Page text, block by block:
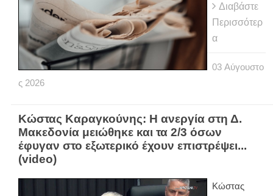
Διαβάστε
Περισσότερ
α
03 Αύγουστο
ς 2026
Κώστας Καραγκούνης: Η ανεργία στη Δ.
Μακεδονία μειώθηκε και τα 2/3 όσων
έφυγαν στο εξωτερικό έχουν επιστρέψει...
(video)
Κώστας